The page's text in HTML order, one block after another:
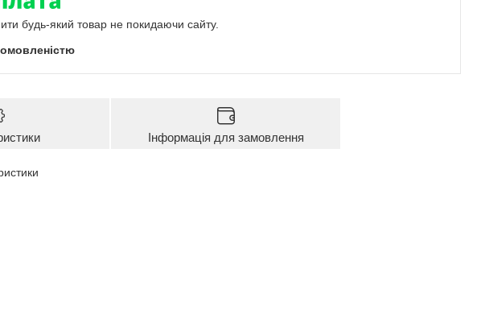
будь-який товар не покидаючи сайту.
Інформація для замовлення